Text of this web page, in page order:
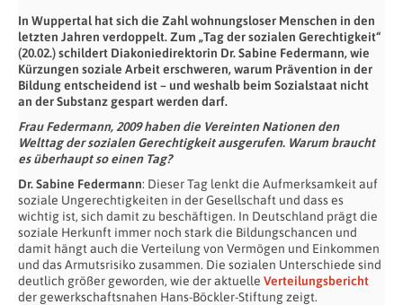
In Wuppertal hat sich die Zahl wohnungsloser Menschen in den
letzten Jahren verdoppelt. Zum „Tag der sozialen Gerechtigkeit“
(20.02.) schildert Diakoniedirektorin Dr. Sabine Federmann, wie
Kürzungen soziale Arbeit erschweren, warum Prävention in der
Bildung entscheidend ist – und weshalb beim Sozialstaat nicht
an der Substanz gespart werden darf.
Frau Federmann, 2009 haben die Vereinten Nationen den
Welttag der sozialen Gerechtigkeit ausgerufen. Warum braucht
es überhaupt so einen Tag?
Dr. Sabine Federmann: Dieser Tag lenkt die Aufmerksamkeit auf
soziale Ungerechtigkeiten in der Gesellschaft und dass es
wichtig ist, sich damit zu beschäftigen. In Deutschland prägt die
soziale Herkunft immer noch stark die Bildungschancen und
damit hängt auch die Verteilung von Vermögen und Einkommen
und das Armutsrisiko zusammen. Die sozialen Unterschiede sind
deutlich größer geworden, wie der aktuelle Verteilungsbericht
der gewerkschaftsnahen Hans-Böckler-Stiftung zeigt.